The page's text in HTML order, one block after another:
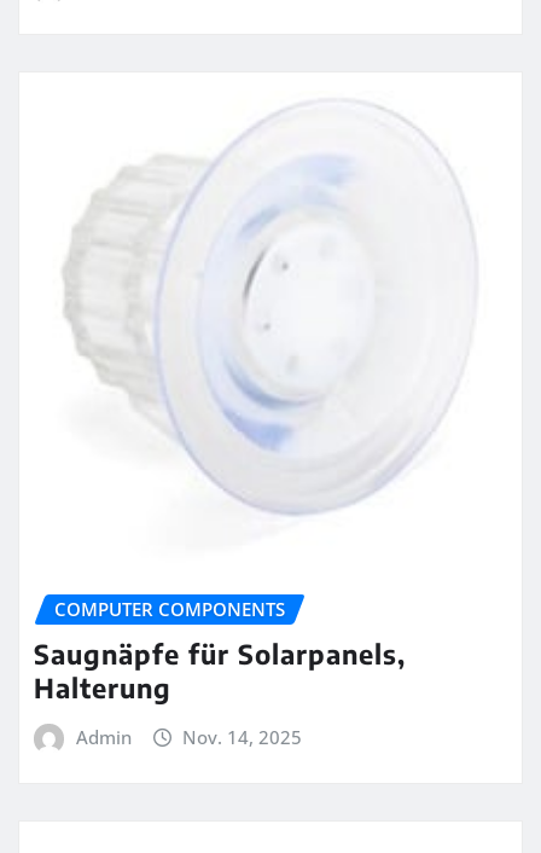
COMPUTER COMPONENTS
Saugnäpfe für Solarpanels,
Halterung
Admin Nov. 14, 2025